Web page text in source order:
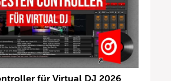
für Virtual DJ 2026